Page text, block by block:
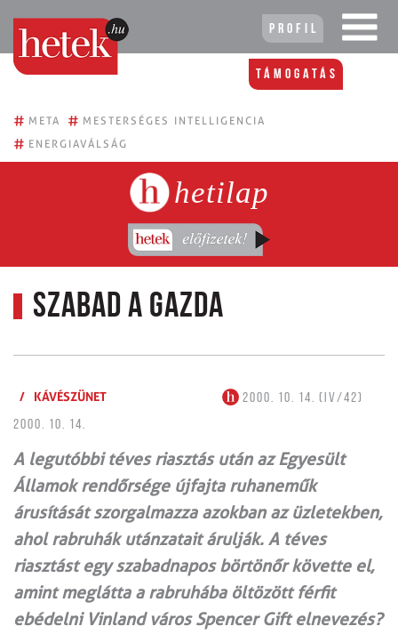
Profil
Támogatás
# META # MESTERSÉGES INTELLIGENCIA
# ENERGIAVÁLSÁG
hetilap
Szabad a gazda
/ KÁVÉSZÜNET
2000. 10. 14. (IV/42)
2000. 10. 14.
A legutóbbi téves riasztás után az Egyesült
Államok rendőrsége újfajta ruhaneműk
árusítását szorgalmazza azokban az üzletekben,
ahol rabruhák utánzatait árulják. A téves
riasztást egy szabadnapos börtönőr követte el,
amint meglátta a rabruhába öltözött férfit
ebédelni Vinland város Spencer Gift elnevezés?